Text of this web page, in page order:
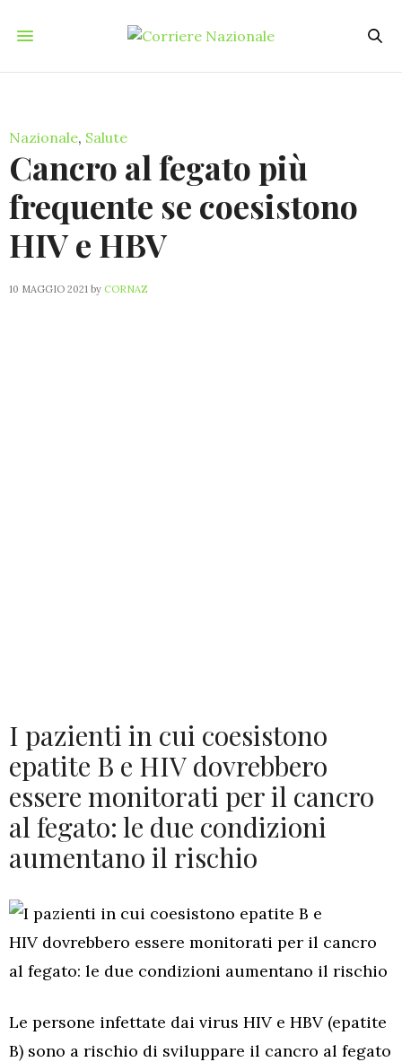
Nazionale, Salute
Cancro al fegato più
frequente se coesistono
HIV e HBV
10 MAGGIO 2021 by CORNAZ
I pazienti in cui coesistono
epatite B e HIV dovrebbero
essere monitorati per il cancro
al fegato: le due condizioni
aumentano il rischio
Le persone infettate dai virus HIV e HBV (epatite
B) sono a rischio di sviluppare il cancro al fegato